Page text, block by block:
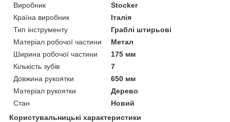
Виробник
Stocker
Країна виробник
Італія
Тип інструменту
Граблі штирьові
Матеріал робочої частини
Метал
Ширина робочої частини
175 мм
Кількість зубів
7
Довжина рукоятки
650 мм
Матеріал рукоятки
Дерево
Стан
Новий
Користувальницькі характеристики